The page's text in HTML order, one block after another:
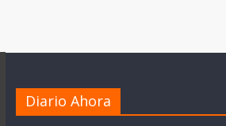
Diario Ahora